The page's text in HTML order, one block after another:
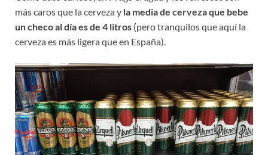
más caros que la cerveza y la media de cerveza que bebe
un checo al día es de 4 litros (pero tranquilos que aquí la
cerveza es más ligera que en España).